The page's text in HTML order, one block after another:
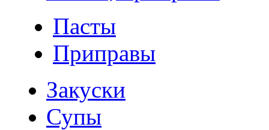
Пасты
Приправы
Закуски
Супы